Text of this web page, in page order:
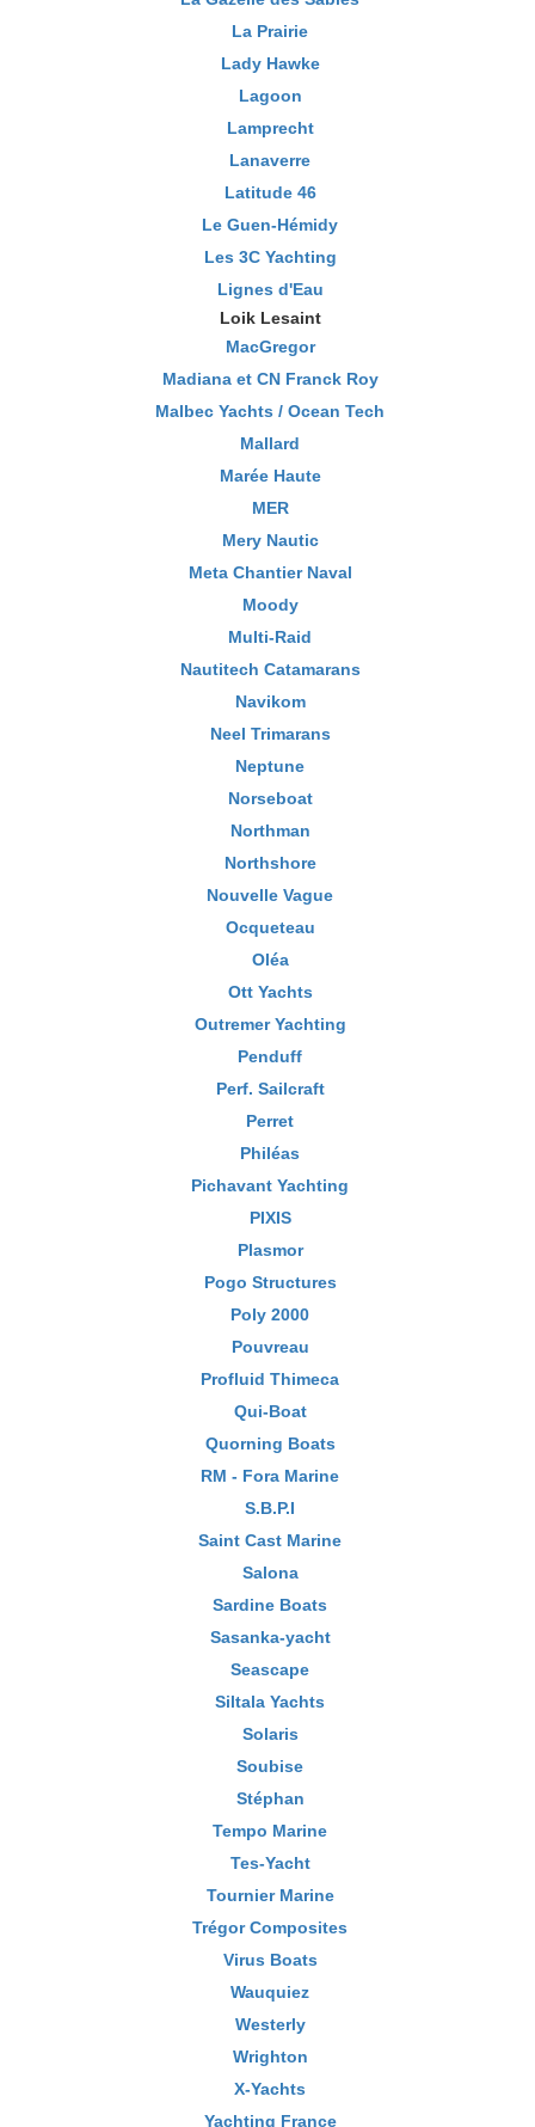
La Prairie
Lady Hawke
Lagoon
Lamprecht
Lanaverre
Latitude 46
Le Guen-Hémidy
Les 3C Yachting
Lignes d'Eau
Loik Lesaint
MacGregor
Madiana et CN Franck Roy
Malbec Yachts / Ocean Tech
Mallard
Marée Haute
MER
Mery Nautic
Meta Chantier Naval
Moody
Multi-Raid
Nautitech Catamarans
Navikom
Neel Trimarans
Neptune
Norseboat
Northman
Northshore
Nouvelle Vague
Ocqueteau
Oléa
Ott Yachts
Outremer Yachting
Penduff
Perf. Sailcraft
Perret
Philéas
Pichavant Yachting
PIXIS
Plasmor
Pogo Structures
Poly 2000
Pouvreau
Profluid Thimeca
Qui-Boat
Quorning Boats
RM - Fora Marine
S.B.P.I
Saint Cast Marine
Salona
Sardine Boats
Sasanka-yacht
Seascape
Siltala Yachts
Solaris
Soubise
Stéphan
Tempo Marine
Tes-Yacht
Tournier Marine
Trégor Composites
Virus Boats
Wauquiez
Westerly
Wrighton
X-Yachts
Yachting France